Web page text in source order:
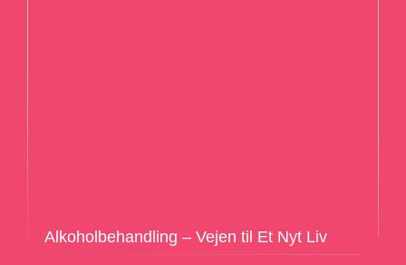
Alkoholbehandling – Vejen til Et Nyt Liv